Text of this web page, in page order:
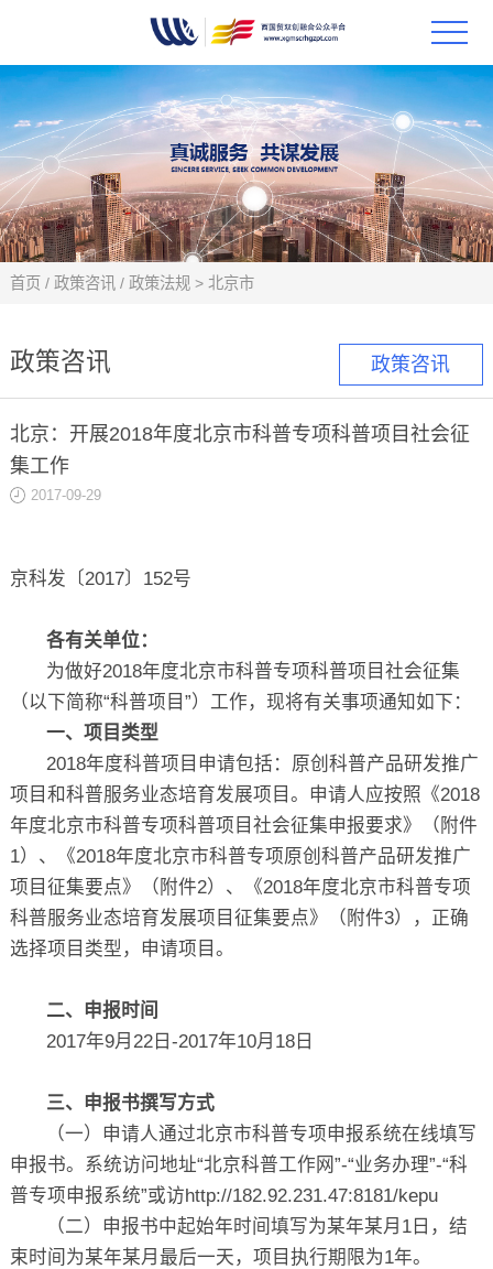
首页
政策
科技
合作
创新
政策咨讯
首页 / 政策咨讯 / 政策法规> 北京市
政策咨讯
北京：开展2018年度北京市科普专项科普项目社会征
集工作
2017-09-29
京科发〔2017〕152号
各有关单位：
为做好2018年度北京市科普专项科普项目社会征集
（以下简称“科普项目”）工作，现将有关事项通知如下：
一、项目类型
2018年度科普项目申请包括：原创科普产品研发推广
项目和科普服务业态培育发展项目。申请人应按照《2018
年度北京市科普专项科普项目社会征集申报要求》（附件
1）、《2018年度北京市科普专项原创科普产品研发推广
项目征集要点》（附件2）、《2018年度北京市科普专项
科普服务业态培育发展项目征集要点》（附件3），正确
选择项目类型，申请项目。
二、申报时间
2017年9月22日-2017年10月18日
三、申报书撰写方式
（一）申请人通过北京市科普专项申报系统在线填写
申报书。系统访问地址“北京科普工作网”-“业务办理”-“科
普专项申报系统”或访http://182.92.231.47:8181/kepu
（二）申报书中起始年时间填写为某年某月1日，结
束时间为某年某月最后一天，项目执行期限为1年。